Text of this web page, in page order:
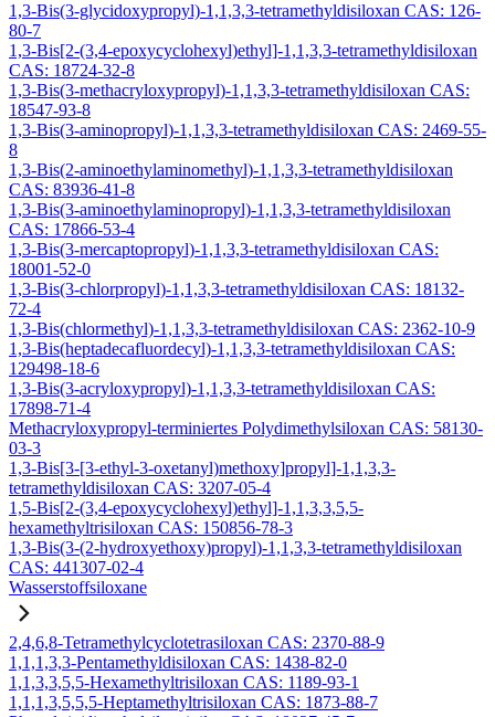
1,3-Bis(3-glycidoxypropyl)-1,1,3,3-tetramethyldisiloxan CAS: 126-
80-7
1,3-Bis[2-(3,4-epoxycyclohexyl)ethyl]-1,1,3,3-tetramethyldisiloxan
CAS: 18724-32-8
1,3-Bis(3-methacryloxypropyl)-1,1,3,3-tetramethyldisiloxan CAS:
18547-93-8
1,3-Bis(3-aminopropyl)-1,1,3,3-tetramethyldisiloxan CAS: 2469-55-
8
1,3-Bis(2-aminoethylaminomethyl)-1,1,3,3-tetramethyldisiloxan
CAS: 83936-41-8
1,3-Bis(3-aminoethylaminopropyl)-1,1,3,3-tetramethyldisiloxan
CAS: 17866-53-4
1,3-Bis(3-mercaptopropyl)-1,1,3,3-tetramethyldisiloxan CAS:
18001-52-0
1,3-Bis(3-chlorpropyl)-1,1,3,3-tetramethyldisiloxan CAS: 18132-
72-4
1,3-Bis(chlormethyl)-1,1,3,3-tetramethyldisiloxan CAS: 2362-10-9
1,3-Bis(heptadecafluordecyl)-1,1,3,3-tetramethyldisiloxan CAS:
129498-18-6
1,3-Bis(3-acryloxypropyl)-1,1,3,3-tetramethyldisiloxan CAS:
17898-71-4
Methacryloxypropyl-terminiertes Polydimethylsiloxan CAS: 58130-
03-3
1,3-Bis[3-[3-ethyl-3-oxetanyl)methoxy]propyl]-1,1,3,3-
tetramethyldisiloxan CAS: 3207-05-4
1,5-Bis[2-(3,4-epoxycyclohexyl)ethyl]-1,1,3,3,5,5-
hexamethyltrisiloxan CAS: 150856-78-3
1,3-Bis(3-(2-hydroxyethoxy)propyl)-1,1,3,3-tetramethyldisiloxan
CAS: 441307-02-4
Wasserstoffsiloxane
2,4,6,8-Tetramethylcyclotetrasiloxan CAS: 2370-88-9
1,1,1,3,3-Pentamethyldisiloxan CAS: 1438-82-0
1,1,3,3,5,5-Hexamethyltrisiloxan CAS: 1189-93-1
1,1,1,3,5,5,5-Heptamethyltrisiloxan CAS: 1873-88-7